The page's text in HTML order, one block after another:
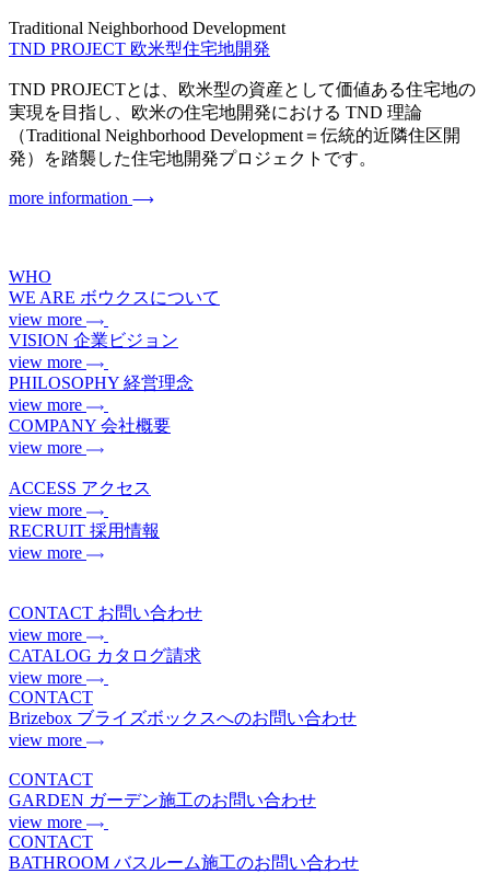
Traditional Neighborhood Development
TND PROJECT 欧米型住宅地開発
TND PROJECTとは、欧米型の資産として価値ある住宅地の
実現を目指し、欧米の住宅地開発における TND 理論
（Traditional Neighborhood Development＝伝統的近隣住区開
発）を踏襲した住宅地開発プロジェクトです。
more information
WHO
WE ARE ボウクスについて
view more
VISION 企業ビジョン
view more
PHILOSOPHY 経営理念
view more
COMPANY 会社概要
view more
ACCESS アクセス
view more
RECRUIT 採用情報
view more
CONTACT お問い合わせ
view more
CATALOG カタログ請求
view more
CONTACT
Brizebox ブライズボックスへのお問い合わせ
view more
CONTACT
GARDEN ガーデン施工のお問い合わせ
view more
CONTACT
BATHROOM バスルーム施工のお問い合わせ